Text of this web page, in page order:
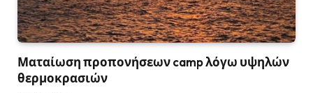
Ματαίωση προπονήσεων camp λόγω υψηλών
θερμοκρασιών